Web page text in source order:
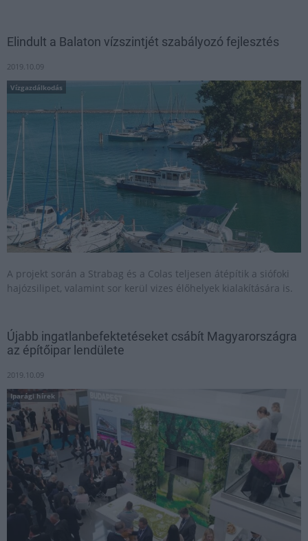
Elindult a Balaton vízszintjét szabályozó fejlesztés
2019.10.09
Vízgazdálkodás
A projekt során a Strabag és a Colas teljesen átépítik a siófoki
hajózsilipet, valamint sor kerül vizes élőhelyek kialakítására is.
Újabb ingatlanbefektetéseket csábít Magyarországra
az építőipar lendülete
2019.10.09
Iparági hírek